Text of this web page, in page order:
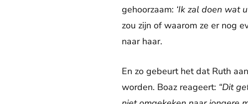
gehoorzaam: ‘Ik zal doen wat
zou zijn of waarom ze er nog
naar haar.
En zo gebeurt het dat Ruth
worden. Boaz reageert: “Dit